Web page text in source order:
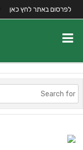
לפרסום באתר לחץ כאן